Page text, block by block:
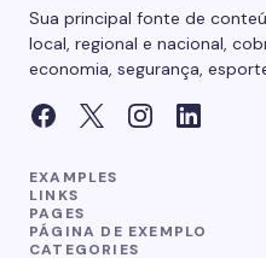
Sua principal fonte de
local, regional e nacional,
economia, segurança,
EXAMPLES
LINKS
PAGES
PÁGINA DE EXEMPLO
CATEGORIES